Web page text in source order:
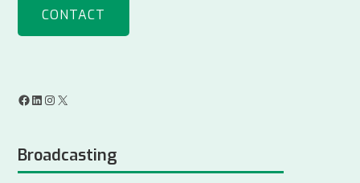
CONTACT
F
c
e
L
n
k
s
t
X
Broadcasting